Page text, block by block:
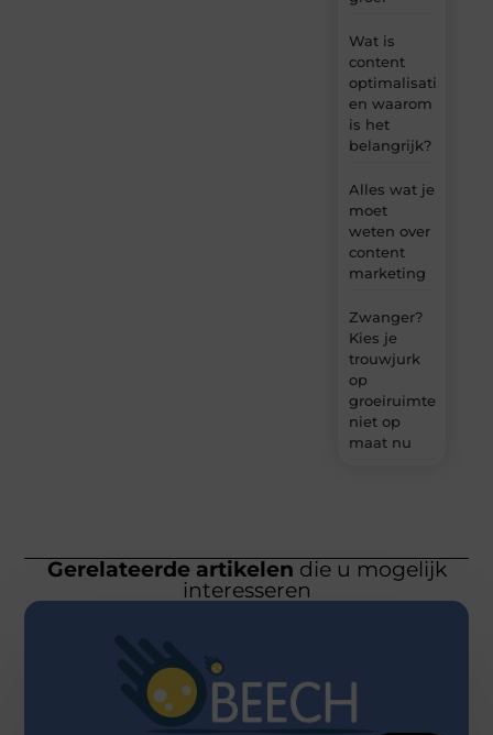
Wat is
content
optimalisatie
en waarom
is het
belangrijk?
Alles wat je
moet
weten over
content
marketing
Zwanger?
Kies je
trouwjurk
op
groeiruimte,
niet op
maat nu
Gerelateerde artikelen die u mogelijk
interesseren